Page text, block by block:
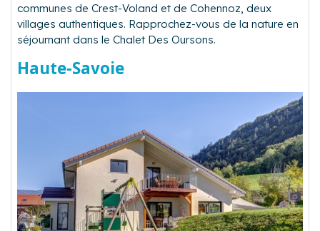
communes de Crest-Voland et de Cohennoz, deux
villages authentiques. Rapprochez-vous de la nature en
séjournant dans le Chalet Des Oursons.
Haute-Savoie